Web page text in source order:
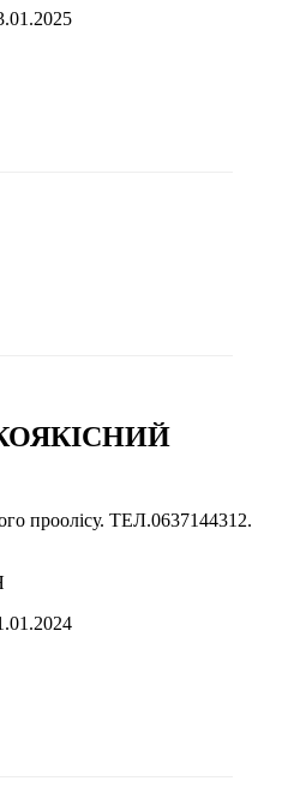
проолісу. ТЕЛ.0637144312.